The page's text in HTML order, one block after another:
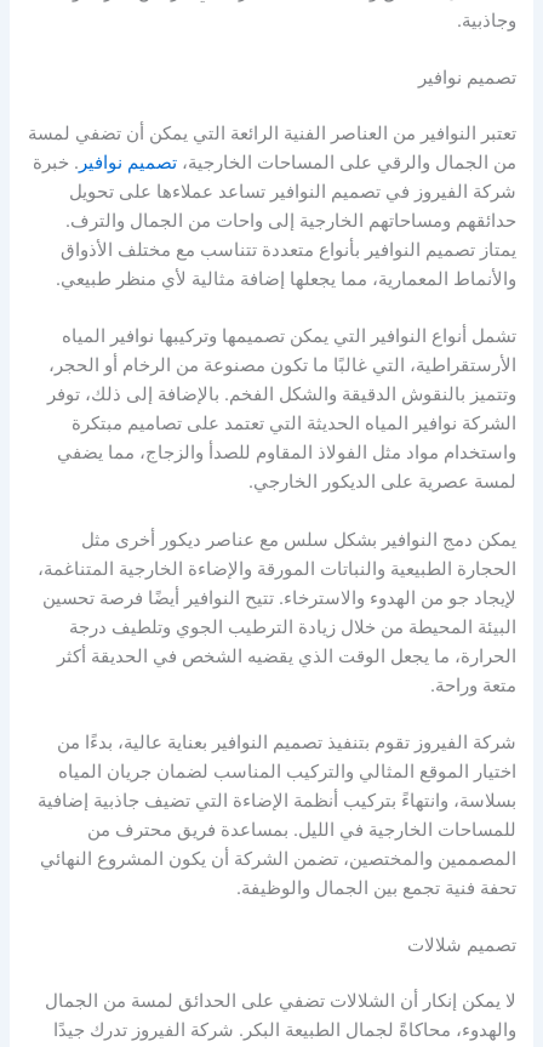
وجاذبية.
تصميم نوافير
تعتبر النوافير من العناصر الفنية الرائعة التي يمكن أن تضفي لمسة
من الجمال والرقي على المساحات الخارجية،تصميم نوافير . خبرة
شركة الفيروز في تصميم النوافير تساعد عملاءها على تحويل
حدائقهم ومساحاتهم الخارجية إلى واحات من الجمال والترف.
يمتاز تصميم النوافير بأنواع متعددة تتناسب مع مختلف الأذواق
والأنماط المعمارية، مما يجعلها إضافة مثالية لأي منظر طبيعي.
تشمل أنواع النوافير التي يمكن تصميمها وتركيبها نوافير المياه
الأرستقراطية، التي غالبًا ما تكون مصنوعة من الرخام أو الحجر،
وتتميز بالنقوش الدقيقة والشكل الفخم. بالإضافة إلى ذلك، توفر
الشركة نوافير المياه الحديثة التي تعتمد على تصاميم مبتكرة
واستخدام مواد مثل الفولاذ المقاوم للصدأ والزجاج، مما يضفي
لمسة عصرية على الديكور الخارجي.
يمكن دمج النوافير بشكل سلس مع عناصر ديكور أخرى مثل
الحجارة الطبيعية والنباتات المورقة والإضاءة الخارجية المتناغمة،
لإيجاد جو من الهدوء والاسترخاء. تتيح النوافير أيضًا فرصة تحسين
البيئة المحيطة من خلال زيادة الترطيب الجوي وتلطيف درجة
الحرارة، ما يجعل الوقت الذي يقضيه الشخص في الحديقة أكثر
متعة وراحة.
شركة الفيروز تقوم بتنفيذ تصميم النوافير بعناية عالية، بدءًا من
اختيار الموقع المثالي والتركيب المناسب لضمان جريان المياه
بسلاسة، وانتهاءً بتركيب أنظمة الإضاءة التي تضيف جاذبية إضافية
للمساحات الخارجية في الليل. بمساعدة فريق محترف من
المصممين والمختصين، تضمن الشركة أن يكون المشروع النهائي
تحفة فنية تجمع بين الجمال والوظيفة.
تصميم شلالات
لا يمكن إنكار أن الشلالات تضفي على الحدائق لمسة من الجمال
والهدوء، محاكاةً لجمال الطبيعة البكر. شركة الفيروز تدرك جيدًا